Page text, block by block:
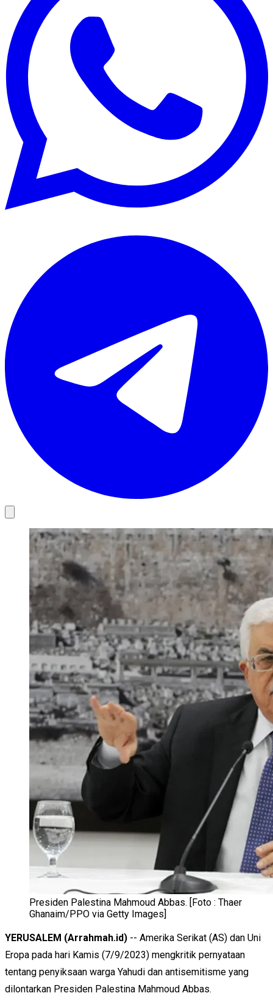
Presiden Palestina Mahmoud Abbas. [Foto : Thaer
Ghanaim/PPO via Getty Images]
YERUSALEM (Arrahmah.id) -- Amerika Serikat (AS) dan Uni
Eropa pada hari Kamis (7/9/2023) mengkritik pernyataan
tentang penyiksaan warga Yahudi dan antisemitisme yang
dilontarkan Presiden Palestina Mahmoud Abbas.